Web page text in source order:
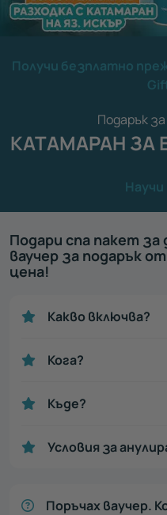
Получи безплатно
Подарък
КАТАМАРАН ЗА
Научи
Подари спа пакет за
ваучер за подарък
цена!
Какво включва?
Кога?
Къде?
Условия за
Поръчах ваучер.